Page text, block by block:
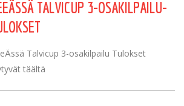
TALVICUP 3-OSAKILPAILU-
Talvicup 3-osakilpailu Tulokset
täältä